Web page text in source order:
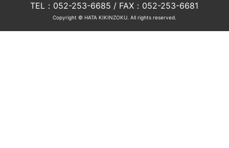
TEL：052-253-6685 / FAX：052-253-6681
Copyright © HATA KIKINZOKU. All rights reserved.